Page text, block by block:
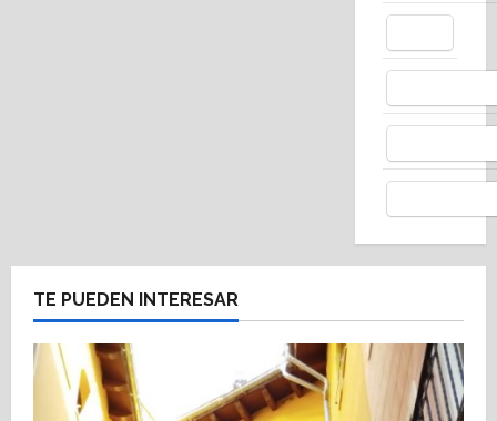
TE PUEDEN INTERESAR